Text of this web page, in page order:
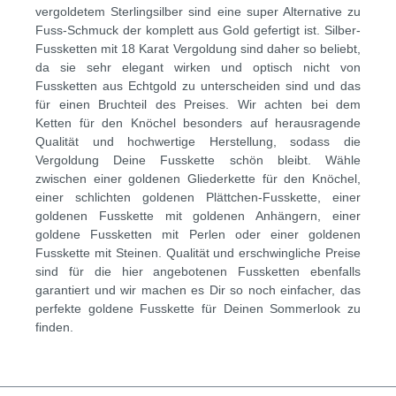
vergoldetem Sterlingsilber sind eine super Alternative zu
Fuss-Schmuck der komplett aus Gold gefertigt ist. Silber-
Fussketten mit 18 Karat Vergoldung sind daher so beliebt,
da sie sehr elegant wirken und optisch nicht von
Fussketten aus Echtgold zu unterscheiden sind und das
für einen Bruchteil des Preises. Wir achten bei dem
Ketten für den Knöchel besonders auf herausragende
Qualität und hochwertige Herstellung, sodass die
Vergoldung Deine Fusskette schön bleibt. Wähle
zwischen einer goldenen Gliederkette für den Knöchel,
einer schlichten goldenen Plättchen-Fusskette, einer
goldenen Fusskette mit goldenen Anhängern, einer
goldene Fussketten mit Perlen oder einer goldenen
Fusskette mit Steinen. Qualität und erschwingliche Preise
sind für die hier angebotenen Fussketten ebenfalls
garantiert und wir machen es Dir so noch einfacher, das
perfekte goldene Fusskette für Deinen Sommerlook zu
finden.